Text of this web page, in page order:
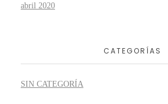
abril 2020
CATEGORÍAS
SIN CATEGORÍA